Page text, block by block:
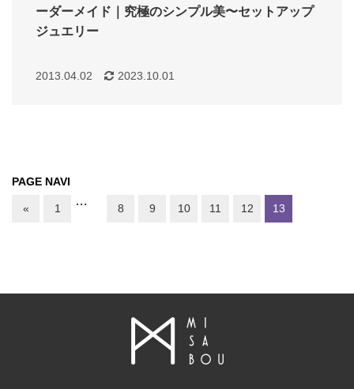
ーダーメイド｜究極のシンプル美〜セットアップ
ジュエリー
2013.04.02 2023.10.01
PAGE NAVI
« 1
…
8 9 10 11 12 13